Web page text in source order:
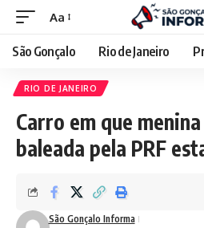
Aa
São Gonçalo Rio de Janeiro
RIO DE JANEIRO
Carro em que
baleada pela PRF
São Gonçalo Informa